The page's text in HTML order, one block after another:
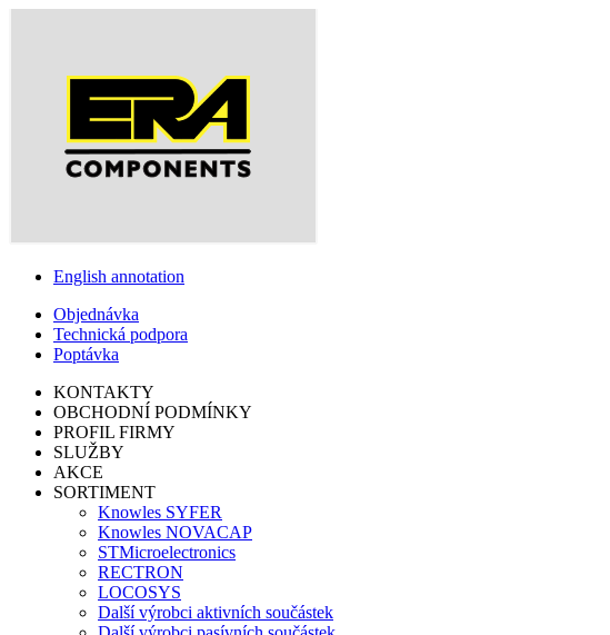
English annotation
Objednávka
Technická podpora
Poptávka
KONTAKTY
OBCHODNÍ PODMÍNKY
PROFIL FIRMY
SLUŽBY
AKCE
SORTIMENT
Knowles SYFER
Knowles NOVACAP
STMicroelectronics
RECTRON
LOCOSYS
Další výrobci aktivních součástek